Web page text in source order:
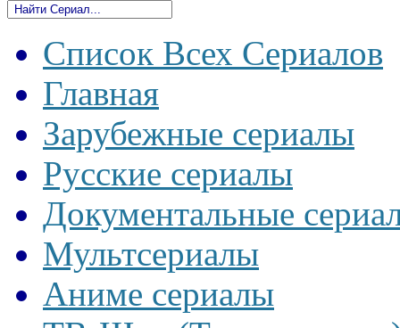
Список Всех Сериалов
Главная
Зарубежные сериалы
Русские сериалы
Документальные
Мультсериалы
Аниме сериалы